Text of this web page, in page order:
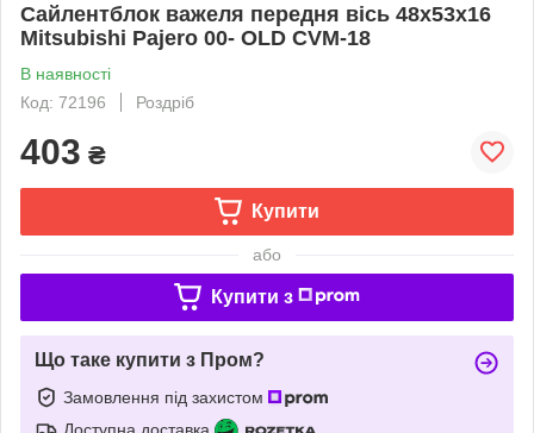
Сайлентблок важеля передня вісь 48х53х16
Mitsubishi Pajero 00- OLD CVM-18
В наявності
Код: 72196
Роздріб
403 ₴
Купити
або
Купити з
Що таке купити з Пром?
Замовлення під захистом
Доступна доставка